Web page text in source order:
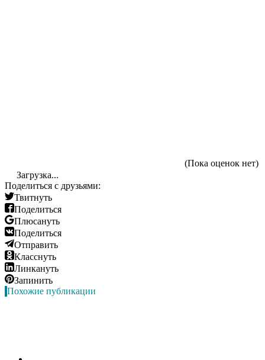
(Пока оценок нет)
Загрузка...
Поделиться с друзьями:
Твитнуть
Поделиться
Плюсануть
Поделиться
Отправить
Класснуть
Линкануть
Запинить
Похожие публикации